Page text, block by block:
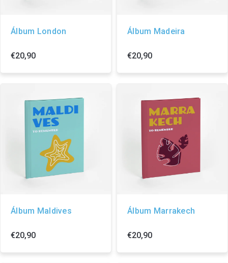
Álbum London
€20,90
Álbum Madeira
€20,90
Álbum Maldives
€20,90
Álbum Marrakech
€20,90